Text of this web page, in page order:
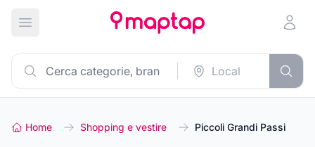
Apri menu principale
Home Shopping e vestire Piccoli Grandi Passi